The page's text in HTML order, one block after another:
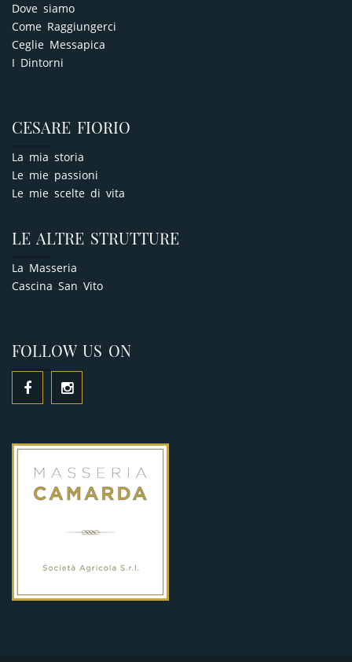
Dove siamo
Come Raggiungerci
Ceglie Messapica
I Dintorni
CESARE FIORIO
La mia storia
Le mie passioni
Le mie scelte di vita
LE ALTRE STRUTTURE
La Masseria
Cascina San Vito
FOLLOW US ON